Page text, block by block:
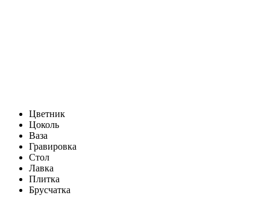
Цветник
Цоколь
Ваза
Гравировка
Стол
Лавка
Плитка
Брусчатка